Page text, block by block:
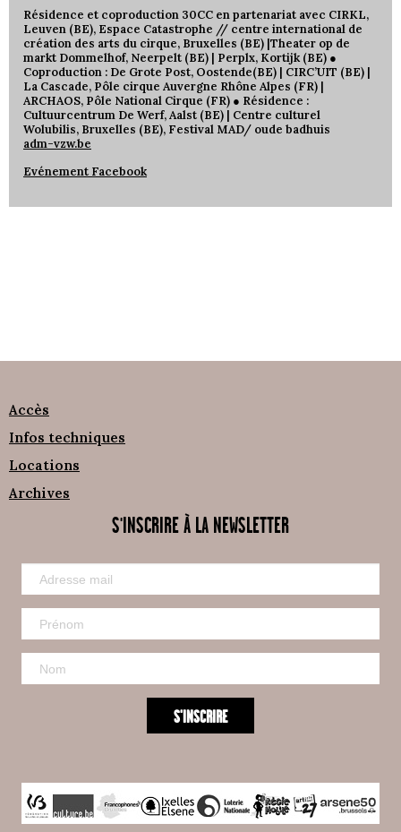
Résidence et coproduction 30CC en partenariat avec CIRKL,
Leuven (BE), Espace Catastrophe // centre international de
création des arts du cirque, Bruxelles (BE) |Theater op de
markt Dommelhof, Neerpelt (BE) | Perplx, Kortijk (BE) ●
Coproduction : De Grote Post, Oostende(BE) | CIRC’UIT (BE) |
La Cascade, Pôle cirque Auvergne Rhône Alpes (FR) |
ARCHAOS, Pôle National Cirque (FR) ● Résidence :
Cultuurcentrum De Werf, Aalst (BE) | Centre culturel
Wolubilis, Bruxelles (BE), Festival MAD/ oude badhuis
adm-vzw.be
Evénement Facebook
Accès
Infos techniques
Locations
Archives
S'INSCRIRE À LA NEWSLETTER